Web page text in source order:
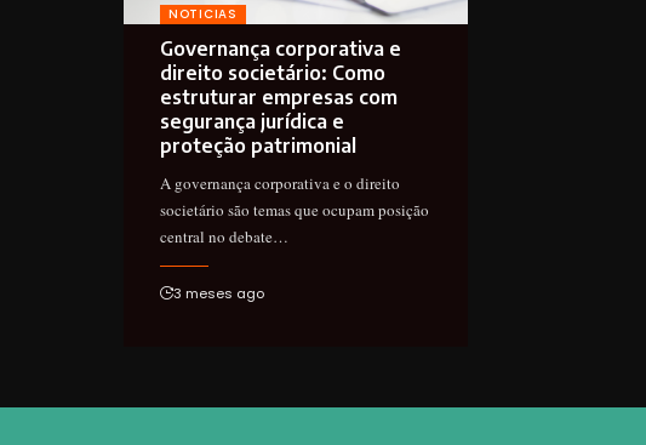
NOTICIAS
Governança corporativa e
direito societário: Como
estruturar empresas com
segurança jurídica e
proteção patrimonial
A governança corporativa e o direito
societário são temas que ocupam posição
central no debate…
3 meses ago